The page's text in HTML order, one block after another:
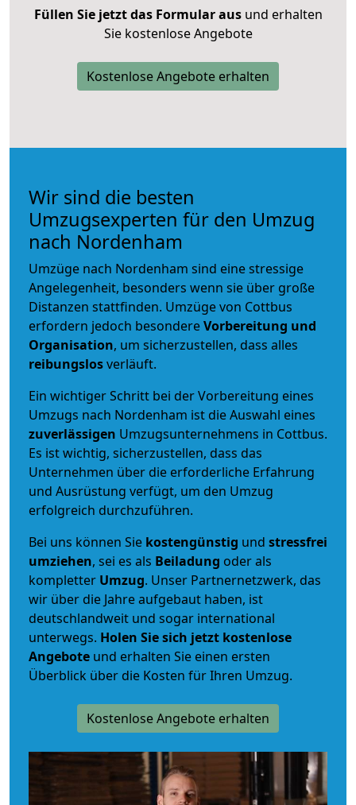
Füllen Sie jetzt das Formular ausund erhalten
Sie kostenlose Angebote
Kostenlose Angebote erhalten
Wir sind die besten
Umzugsexperten für den Umzug
nach Nordenham
Umzüge nach Nordenham sind eine stressige
Angelegenheit, besonders wenn sie über große
Distanzen stattfinden. Umzüge von Cottbus
erfordern jedoch besondereVorbereitung und
Organisation, um sicherzustellen, dass alles
reibungslosverläuft.
Ein wichtiger Schritt bei der Vorbereitung eines
Umzugs nach Nordenham ist die Auswahl eines
zuverlässigen Umzugsunternehmens in Cottbus.
Es ist wichtig, sicherzustellen, dass das
Unternehmen über die erforderliche Erfahrung
und Ausrüstung verfügt, um den Umzug
erfolgreich durchzuführen.
Bei uns können Sie kostengünstig und stressfrei
umziehen, sei es als Beiladung oder als
kompletter Umzug. Unser Partnernetzwerk, das
wir über die Jahre aufgebaut haben, ist
deutschlandweit und sogar international
unterwegs. Holen Sie sich jetzt kostenlose
Angebote und erhalten Sie einen ersten
Überblick über die Kosten für Ihren Umzug.
Kostenlose Angebote erhalten